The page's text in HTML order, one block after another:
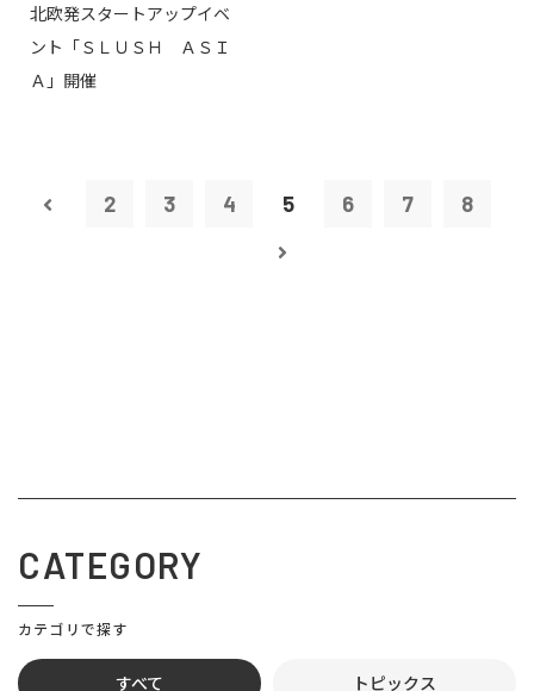
北欧発スタートアップイベ
ント「ＳＬＵＳＨ ＡＳＩ
Ａ」開催
2 3 4 5 6 7 8
CATEGORY
カテゴリで探す
すべて トピックス